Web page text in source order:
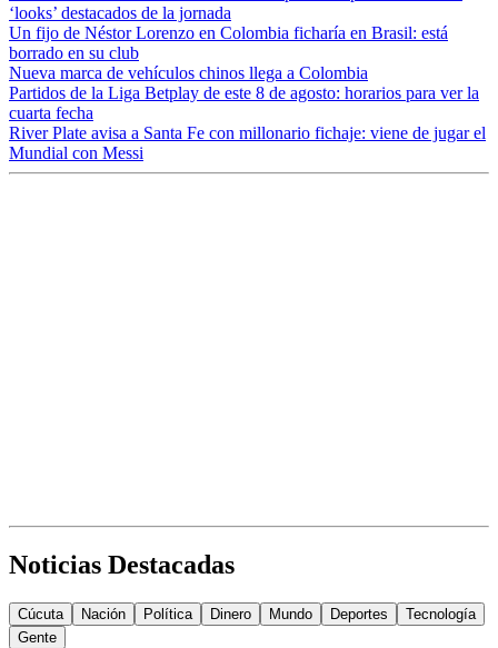
‘looks’ destacados de la jornada
Un fijo de Néstor Lorenzo en Colombia ficharía en Brasil: está
borrado en su club
Nueva marca de vehículos chinos llega a Colombia
Partidos de la Liga Betplay de este 8 de agosto: horarios para ver la
cuarta fecha
River Plate avisa a Santa Fe con millonario fichaje: viene de jugar el
Mundial con Messi
Noticias Destacadas
Cúcuta Nación Política Dinero Mundo Deportes
Tecnología
Gente